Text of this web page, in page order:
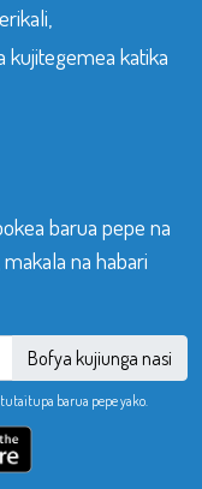
kujitegemea katika
barua pepe na
na habari
Bofya kujiunga nasi
barua pepe yako.